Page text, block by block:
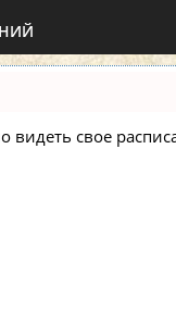
видеть свое